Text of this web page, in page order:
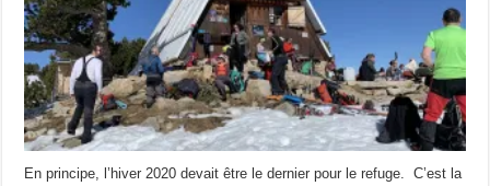
En principe, l’hiver 2020 devait être le dernier pour le refuge. C’est la